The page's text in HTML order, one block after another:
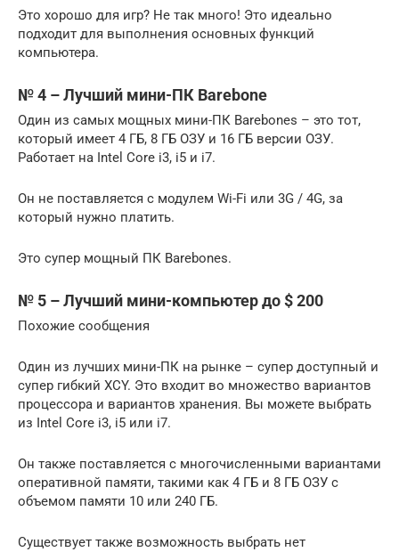
Это хорошо для игр? Не так много! Это идеально
подходит для выполнения основных функций
компьютера.
№ 4 – Лучший мини-ПК Barebone
Один из самых мощных мини-ПК Barebones – это тот,
который имеет 4 ГБ, 8 ГБ ОЗУ и 16 ГБ версии ОЗУ.
Работает на Intel Core i3, i5 и i7.
Он не поставляется с модулем Wi-Fi или 3G / 4G, за
который нужно платить.
Это супер мощный ПК Barebones.
№ 5 – Лучший мини-компьютер до $ 200
Похожие сообщения
Один из лучших мини-ПК на рынке – супер доступный и
супер гибкий XCY. Это входит во множество вариантов
процессора и вариантов хранения. Вы можете выбрать
из Intel Core i3, i5 или i7.
Он также поставляется с многочисленными вариантами
оперативной памяти, такими как 4 ГБ и 8 ГБ ОЗУ с
объемом памяти 10 или 240 ГБ.
Существует также возможность выбрать нет